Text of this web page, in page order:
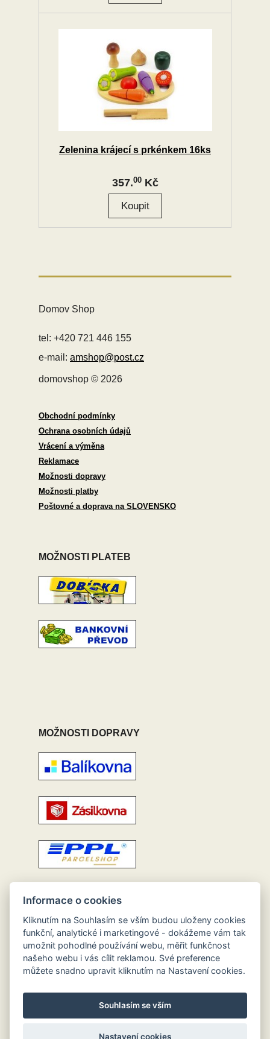
Zelenina krájecí s prkénkem 16ks
357.00Kč
Domov Shop
tel: +420 721 446 155
e-mail: amshop@post.cz
domovshop © 2026
Obchodní podmínky
Ochrana osobních údajů
Vrácení a výměna
Reklamace
Možnosti dopravy
Možnosti platby
Poštovné a doprava na SLOVENSKO
MOŽNOSTI PLATEB
MOŽNOSTI DOPRAVY
Informace o cookies
Kliknutím na Souhlasím se vším budou uloženy cookies
funkční, analytické i marketingové - dokážeme vám tak
umožnit pohodlné používání webu, měřit funkčnost
našeho webu i vás cílit reklamou. Své preference
můžete snadno upravit kliknutím na Nastavení cookies.
Souhlasím se vším
Nastavení cookies